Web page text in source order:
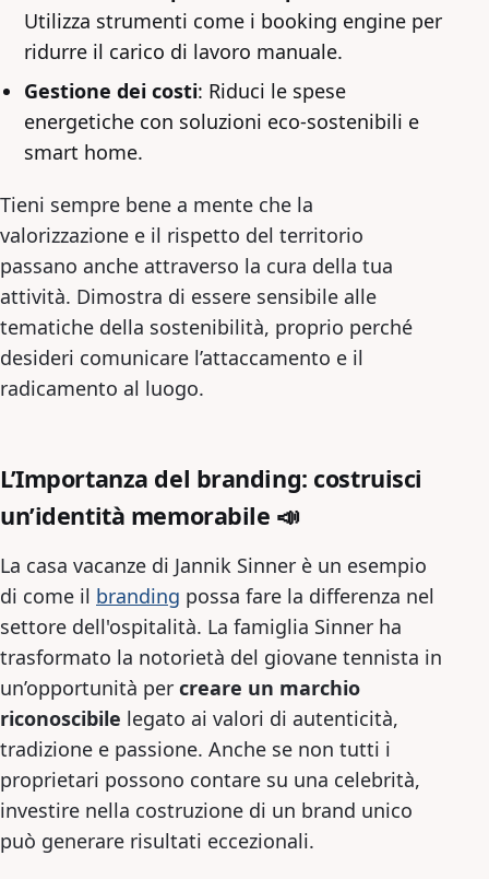
Utilizza strumenti come i booking engine per
ridurre il carico di lavoro manuale.
Gestione dei costi: Riduci le spese
energetiche con soluzioni eco-sostenibili e
smart home.
Tieni sempre bene a mente che la
valorizzazione e il rispetto del territorio
passano anche attraverso la cura della tua
attività. Dimostra di essere sensibile alle
tematiche della sostenibilità, proprio perché
desideri comunicare l’attaccamento e il
radicamento al luogo.
L’Importanza del branding: costruisci
un’identità memorabile 📣
La casa vacanze di Jannik Sinner è un esempio
di come il branding possa fare la differenza nel
settore dell'ospitalità. La famiglia Sinner ha
trasformato la notorietà del giovane tennista in
un’opportunità per creare un marchio
riconoscibile legato ai valori di autenticità,
tradizione e passione. Anche se non tutti i
proprietari possono contare su una celebrità,
investire nella costruzione di un brand unico
può generare risultati eccezionali.